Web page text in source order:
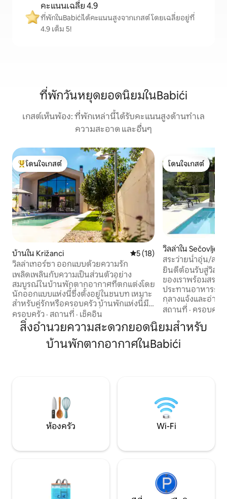
คะแนนเฉลี่ย 4.9
ที่พักในBabićiได้คะแนนสูงจากเกสต์ โดยเฉลี่ยอยู่ที่
4.9 เต็ม 5!
ที่พักวันหยุดยอดนิยมในBabići
เกสต์เห็นพ้อง: ที่พักเหล่านี้ได้รับคะแนนสูงด้านทำเล
ความสะอาด และอื่นๆ
โดนใจเกสต์ที่สุด
โดนใจเกสต์
บ้านใน Križanci คะแนนเฉลี่ย 5 จาก 5, 18 รีวิว
5 (18)
วิลล่าเทอร์ซา ออกแบบด้วยความรัก
เพลิดเพลินกับความเป็นส่วนตัวอย่าง
สมบูรณ์ในบ้านพักตากอากาศที่ตกแต่งโดย
นักออกแบบแห่งนี้ซึ่งตั้งอยู่ในชนบท เหมาะ
สำหรับคู่รักหรือครอบครัว บ้านพักแห่งนี้มี
ขนาด 109 ตร.ม. บนแปลงที่ดินขนาด 750
ตร.ม. บ้านมี 2 ห้องนอนที่สะดวกสบาย
พร้อมห้องน้ำ 1 ห้อง ห้องนั่งเล่น 1 ห้อง ห้อง
ครัวที่มีอุปกรณ์ครบครัน และพื้นที่กลางแจ้ง
สำรวจคาบสมุทรทั้งหมด ที่จอดรถในร่ม 2
ครอบครัว · สถานที่ · เช็คอิน
โดนใจเกสต์
โดนใจเกสต์
วิลล่าใน Sečovlje
สระว่ายน้ำอุ่น/สป
วิลล่าโอลิเวตัม
ยินดีต้อนรับสู่วิลล่
ของเราพร้อมสระ
ประทานอาหารกล
กลางแจ้งและอ่างน้ำร้อน บ้านยั
ที่มีอุปกรณ์ครบครั
รองรับผู้เข้าพักได้สูงสุด
ขวางและหรูหราข
เงียบสงบและสวย
สถานที่ · ครอบครัว
สิ่งอำนวยความสะดวกยอดนิยมสำหรับ
บ้านพักตากอากาศในBabići
ห้องครัว Wi-Fi